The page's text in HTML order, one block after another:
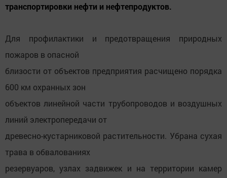
транспортировки нефти и нефтепродуктов.
Для профилактики и предотвращения природных
пожаров в опасной
близости от объектов предприятия расчищено порядка
600 км охранных зон
объектов линейной части трубопроводов и воздушных
линий электропередачи от
древесно-кустарниковой растительности. Убрана сухая
трава в обвалованиях
резервуаров, узлах задвижек и на территории камер